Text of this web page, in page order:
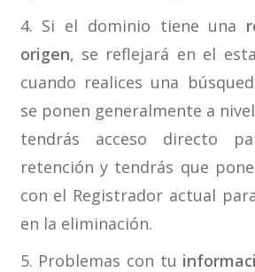
4. Si el dominio tiene una
origen, se reflejará en el
cuando realices una
se ponen generalmente a
tendrás acceso directo
retención y tendrás que
con el Registrador actual
en la eliminación.
5. Problemas con tu